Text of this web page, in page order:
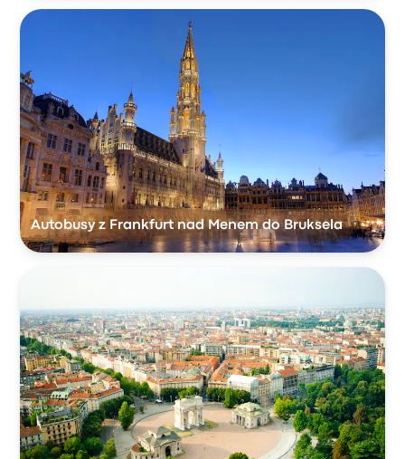
Autobusy z Frankfurt nad Menem do Bruksela